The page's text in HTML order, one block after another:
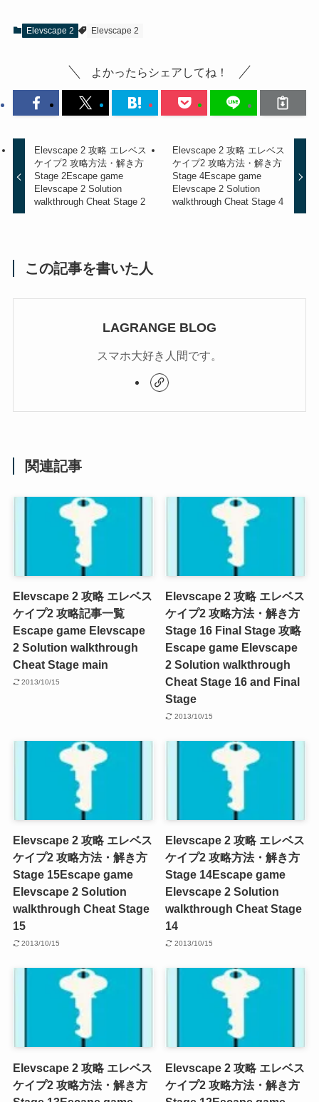
Elevscape 2 Elevscape 2
よかったらシェアしてね！
Elevscape 2 攻略 エレベス
ケイプ2 攻略方法・解き方
Stage 2Escape game
Elevscape 2 Solution
walkthrough Cheat Stage 2
Elevscape 2 攻略 エレベス
ケイプ2 攻略方法・解き方
Stage 4Escape game
Elevscape 2 Solution
walkthrough Cheat Stage 4
この記事を書いた人
LAGRANGE BLOG
スマホ大好き人間です。
関連記事
Elevscape 2 攻略 エレベス
ケイプ2 攻略記事一覧
Escape game Elevscape
2 Solution walkthrough
Cheat Stage main
2013/10/15
Elevscape 2 攻略 エレベス
ケイプ2 攻略方法・解き方
Stage 16 Final Stage 攻略
Escape game Elevscape
2 Solution walkthrough
Cheat Stage 16 and Final
Stage
2013/10/15
Elevscape 2 攻略 エレベス
ケイプ2 攻略方法・解き方
Stage 15Escape game
Elevscape 2 Solution
walkthrough Cheat Stage
15
2013/10/15
Elevscape 2 攻略 エレベス
ケイプ2 攻略方法・解き方
Stage 14Escape game
Elevscape 2 Solution
walkthrough Cheat Stage
14
2013/10/15
Elevscape 2 攻略 エレベス
ケイプ2 攻略方法・解き方
Elevscape 2 攻略 エレベス
ケイプ2 攻略方法・解き方